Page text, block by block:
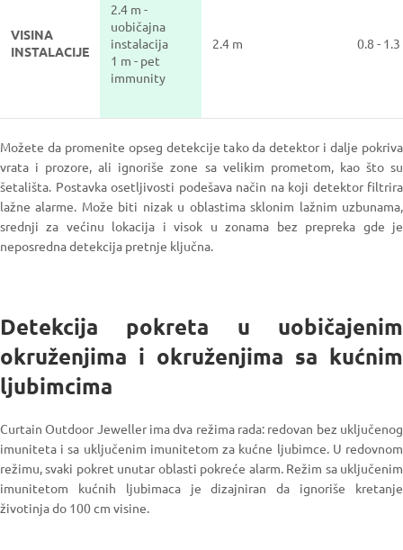
VISINA
INSTALACIJE
2.4 m -
uobičajna
instalacija
1 m - pet
immunity
2.4 m 0.8 -
Možete da promenite opseg detekcije tako da detektor i dalje pokriva
vrata i prozore, ali ignoriše zone sa velikim prometom, kao što su
šetališta. Postavka osetljivosti podešava način na koji detektor filtrira
lažne alarme. Može biti nizak u oblastima sklonim lažnim uzbunama,
srednji za većinu lokacija i visok u zonama bez prepreka gde je
neposredna detekcija pretnje ključna.
Detekcija pokreta u uobičajenim
okruženjima i okruženjima sa kućnim
ljubimcima
Curtain Outdoor Jeweller ima dva režima rada: redovan bez uključenog
imuniteta i sa uključenim imunitetom za kućne ljubimce. U redovnom
režimu, svaki pokret unutar oblasti pokreće alarm. Režim sa uključenim
imunitetom kućnih ljubimaca je dizajniran da ignoriše kretanje
životinja do 100 cm visine.